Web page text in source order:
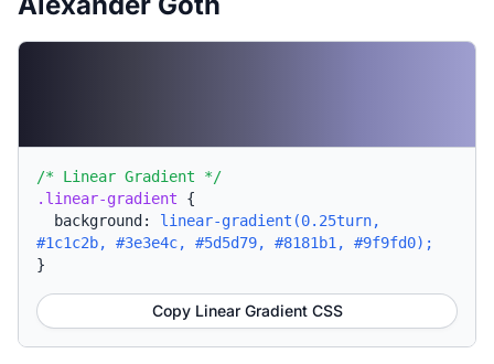
/* Linear Gradient */
.linear-gradient {
background: linear-gradient(0.25turn,
#1c1c2b, #3e3e4c, #5d5d79, #8181b1, #9f9fd0);
}
Copy Linear Gradient CSS